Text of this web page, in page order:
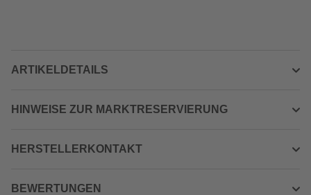
ARTIKELDETAILS
HINWEISE ZUR MARKTRESERVIERUNG
HERSTELLERKONTAKT
BEWERTUNGEN